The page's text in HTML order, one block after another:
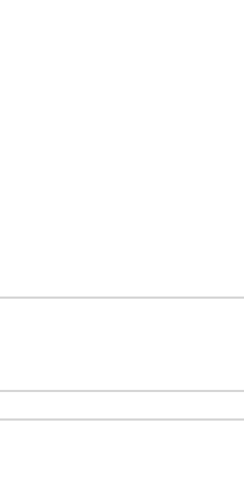
y la máxima potencia de